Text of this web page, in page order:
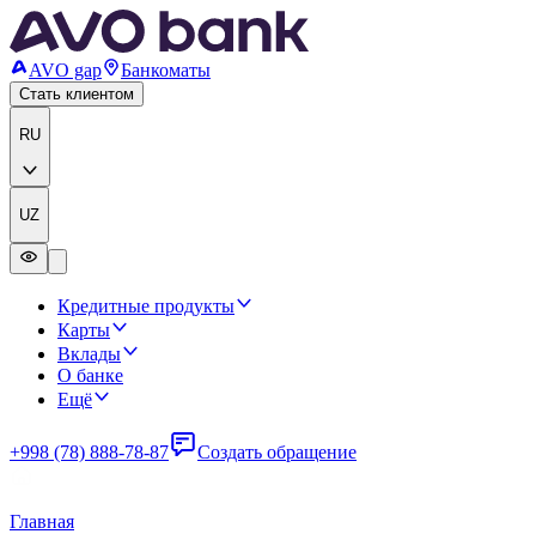
AVO gap Банкоматы
Стать клиентом
RU
UZ
Кредитные продукты
Карты
Вклады
О банке
Ещё
+998 (78) 888-78-87 Создать обращение
Главная